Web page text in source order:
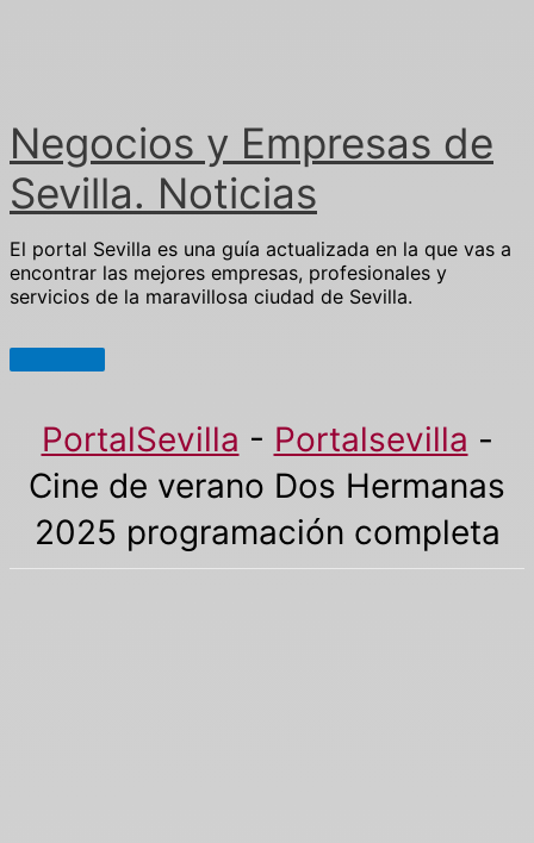
Negocios y Empresas de
Sevilla. Noticias
El portal Sevilla es una guía actualizada en la que vas a
encontrar las mejores empresas, profesionales y
servicios de la maravillosa ciudad de Sevilla.
Menú
PortalSevilla - Portalsevilla -
Cine de verano Dos Hermanas
2025 programación completa